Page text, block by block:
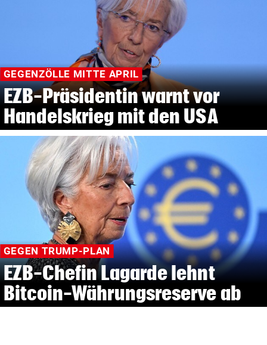
GEGENZÖLLE MITTE APRIL
EZB-Präsidentin warnt vor
Handelskrieg mit den USA
GEGEN TRUMP-PLAN
EZB-Chefin Lagarde lehnt
Bitcoin-Währungsreserve ab